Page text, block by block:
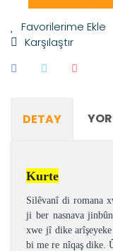
Karşılaştır
DETAY
Kurte
Silêvanî di romana
ji ber nasnava
xwe jî dike
bi me re nîqaş dike.